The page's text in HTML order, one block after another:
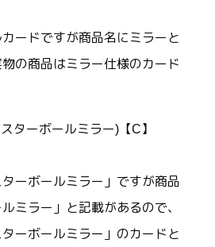
ードですが商品名にミラーと
の商品はミラー仕様のカード
ターボールミラー)【C】
ーボールミラー」ですが商品
ミラー」と記載があるので、
ーボールミラー」のカードと